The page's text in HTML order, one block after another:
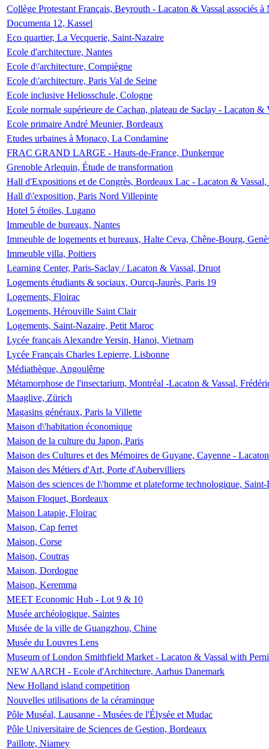
Collège Protestant Français, Beyrouth - Lacaton & Vassal associés
Documenta 12, Kassel
Eco quartier, La Vecquerie, Saint-Nazaire
Ecole d'architecture, Nantes
Ecole d\'architecture, Compiègne
Ecole d\'architecture, Paris Val de Seine
Ecole inclusive Heliosschule, Cologne
Ecole normale supérieure de Cachan, plateau de Saclay - Lacaton &
Ecole primaire André Meunier, Bordeaux
Etudes urbaines à Monaco, La Condamine
FRAC GRAND LARGE - Hauts-de-France, Dunkerque
Grenoble Arlequin, Étude de transformation
Hall d'Expositions et de Congrès, Bordeaux Lac - Lacaton &
Hall d\'exposition, Paris Nord Villepinte
Hotel 5 étoiles, Lugano
Immeuble de bureaux, Nantes
Immeuble de logements et bureaux, Halte Ceva, Chêne-Bourg,
Immeuble villa, Poitiers
Learning Center, Paris-Saclay / Lacaton & Vassal, Druot
Logements étudiants & sociaux, Ourcq-Jaurès, Paris 19
Logements, Floirac
Logements, Hérouville Saint Clair
Logements, Saint-Nazaire, Petit Maroc
Lycée français Alexandre Yersin, Hanoi, Vietnam
Lycée Français Charles Lepierre, Lisbonne
Médiathèque, Angoulême
Métamorphose de l'insectarium, Montréal -Lacaton & Vassal,
Maaglive, Zürich
Magasins généraux, Paris la Villette
Maison d\'habitation économique
Maison de la culture du Japon, Paris
Maison des Cultures et des Mémoires de Guyane, Cayenne -
Maison des Métiers d'Art, Porte d'Aubervilliers
Maison des sciences de l\'homme et plateforme technologique,
Maison Floquet, Bordeaux
Maison Latapie, Floirac
Maison, Cap ferret
Maison, Corse
Maison, Coutras
Maison, Dordogne
Maison, Keremma
MEET Economic Hub - Lot 9 & 10
Musée archéologique, Saintes
Musée de la ville de Guangzhou, Chine
Musée du Louvres Lens
Museum of London Smithfield Market - Lacaton & Vassal with
NEW AARCH - Ecole d'Architecture, Aarhus Danemark
New Holland island competition
Nouvelles utilisations de la céraminque
Pôle Muséal, Lausanne - Musées de l'Élysée et Mudac
Pôle Universitaire de Sciences de Gestion, Bordeaux
Paillote, Niamey